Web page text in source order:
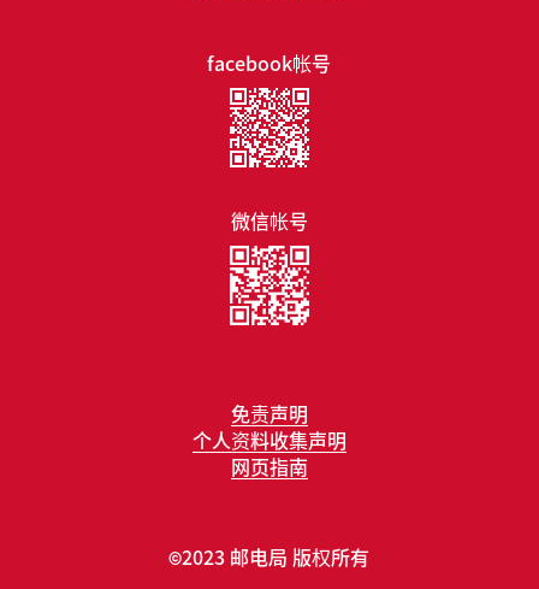
免责声明
个人资料收集声明
网页指南
facebook帐号
微信帐号
©2023 邮电局 版权所有